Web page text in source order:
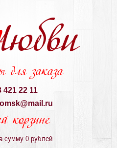
для заказа
421 22 11
корзине
сумму 0рублей